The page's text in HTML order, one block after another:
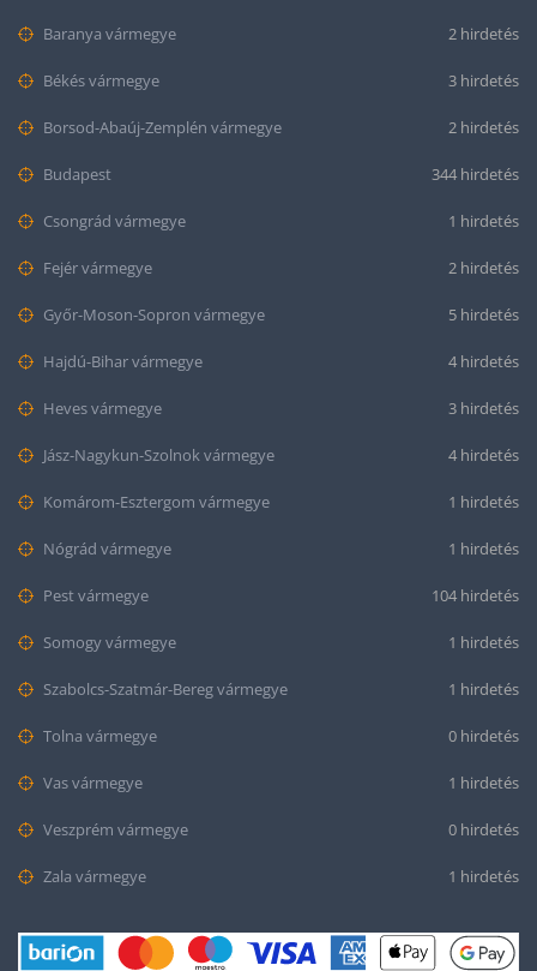
Baranya vármegye 2 hirdetés
Békés vármegye 3 hirdetés
Borsod-Abaúj-Zemplén vármegye 2 hirdetés
Budapest 344 hirdetés
Csongrád vármegye 1 hirdetés
Fejér vármegye 2 hirdetés
Győr-Moson-Sopron vármegye 5 hirdetés
Hajdú-Bihar vármegye 4 hirdetés
Heves vármegye 3 hirdetés
Jász-Nagykun-Szolnok vármegye 4 hirdetés
Komárom-Esztergom vármegye 1 hirdetés
Nógrád vármegye 1 hirdetés
Pest vármegye 104 hirdetés
Somogy vármegye 1 hirdetés
Szabolcs-Szatmár-Bereg vármegye 1 hirdetés
Tolna vármegye 0 hirdetés
Vas vármegye 1 hirdetés
Veszprém vármegye 0 hirdetés
Zala vármegye 1 hirdetés